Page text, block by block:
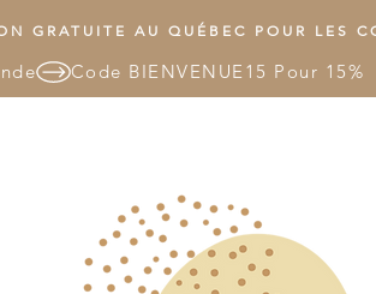
GRATUITE AU QUÉBEC POUR LES